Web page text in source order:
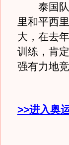
泰国队
里和平西
大，在去
训练，肯
强有力地
>>进入奥